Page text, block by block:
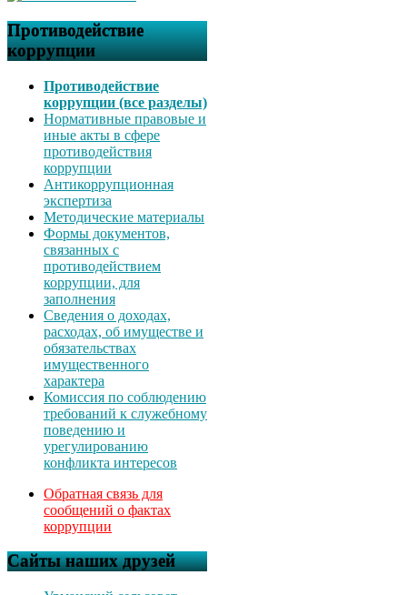
Противодействие
коррупции
Противодействие
коррупции (все разделы)
Нормативные правовые и
иные акты в сфере
противодействия
коррупции
Антикоррупционная
экспертиза
Методические материалы
Формы документов,
связанных с
противодействием
коррупции, для
заполнения
Сведения о доходах,
расходах, об имуществе и
обязательствах
имущественного
характера
Комиссия по соблюдению
требований к служебному
поведению и
урегулированию
конфликта интересов
Обратная связь для
сообщений о фактах
коррупции
Сайты наших друзей